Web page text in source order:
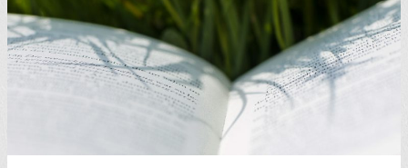
Kappacher
(1978,
2010)